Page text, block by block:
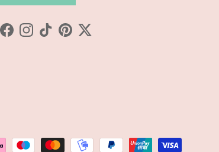
FacebookInstagram
TikTokPinterestTwitter